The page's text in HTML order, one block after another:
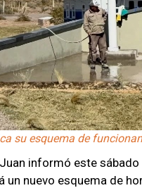
su esquema de
informó este
un nuevo esquema de